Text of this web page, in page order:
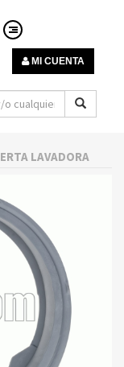
MI CUENTA
LAVADORA